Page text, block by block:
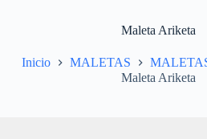
Maleta Ariketa
Inicio MALETAS
Maleta Ariketa